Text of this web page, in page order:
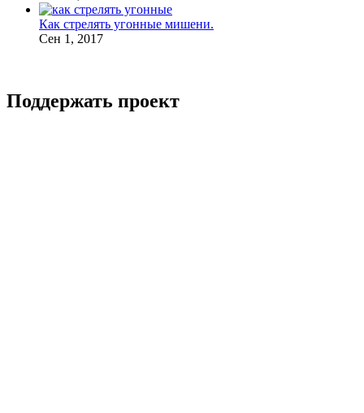
Как стрелять угонные мишени.
Сен 1, 2017
Поддержать проект